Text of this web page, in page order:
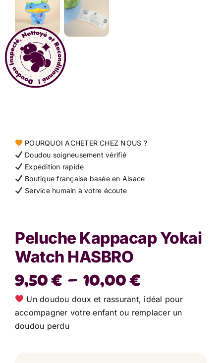
Contact
POURQUOI ACHETER CHEZ NOUS ?
Doudou soigneusement vérifié
Expédition rapide
Boutique française basée en Alsace
Service humain à votre écoute
Peluche Kappacap Yokai
Watch HASBRO
9,50€ – 10,00€Plage
de
prix :
Un doudou doux et rassurant, idéal pour
accompagner votre enfant ou remplacer un
doudou perdu